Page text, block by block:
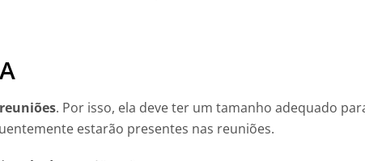
. Por isso, ela deve ter um tamanho adequado
estarão presentes nas reuniões.